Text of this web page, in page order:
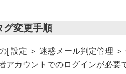
グ変更手順
[ 設定 ＞ 迷惑メール判定管理 ＞
アカウントでのログインが必要